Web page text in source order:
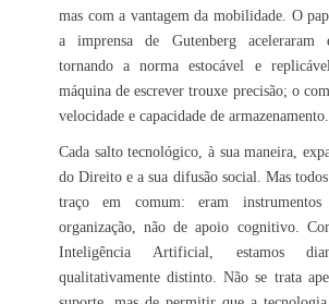
mas com a vantagem da mobilidade. O
a imprensa de Gutenberg aceleraram
tornando a norma estocável e
máquina de escrever trouxe precisão; o
velocidade e capacidade de armazenamento.
Cada salto tecnológico, à sua maneira,
do Direito e a sua difusão social. Mas
traço em comum: eram
organização, não de apoio cognitivo.
Inteligência Artificial, estamos
qualitativamente distinto. Não se trata